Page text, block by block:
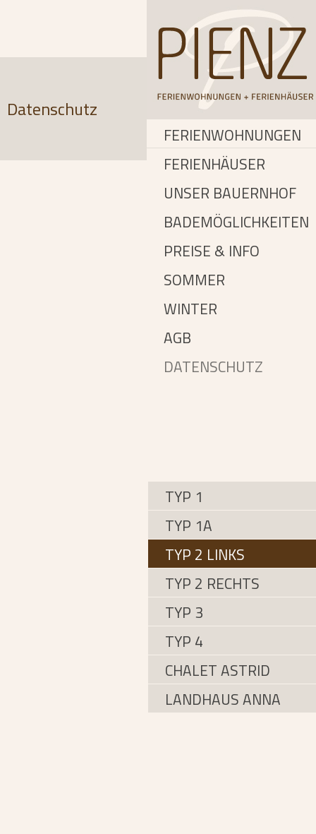
FERIENWOHNUNGEN
FERIENHÄUSER
UNSER BAUERNHOF
BADEMÖGLICHKEITEN
PREISE & INFO
SOMMER
WINTER
AGB
DATENSCHUTZ
Datenschutz
TYP 1
TYP 1A
TYP 2 LINKS
TYP 2 RECHTS
TYP 3
TYP 4
CHALET ASTRID
LANDHAUS ANNA